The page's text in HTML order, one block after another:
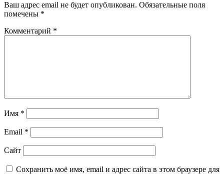
Ваш адрес email не будет опубликован. Обязательные поля
помечены *
Комментарий *
Имя *
Email *
Сайт
Сохранить моё имя, email и адрес сайта в этом браузере для